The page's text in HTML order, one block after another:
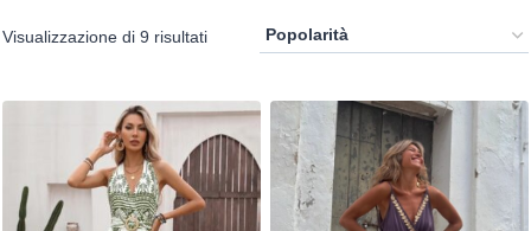
Visualizzazione di 9 risultatiPopolarità